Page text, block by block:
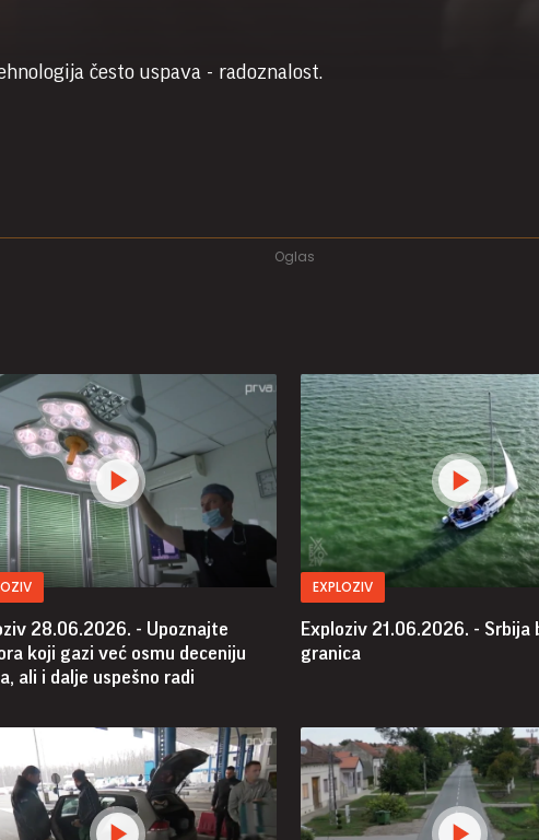
često uspava - radoznalost.
28.06.2026. - Upoznajte
koji gazi već osmu deceniju
ali i dalje uspešno radi
EXPLOZIV
Exploziv 21.06.2026. - Srbija
granica